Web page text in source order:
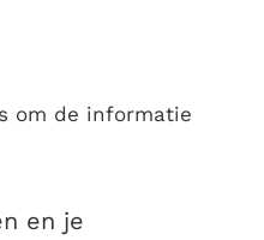
om de informatie
en je